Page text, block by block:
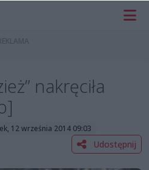
nakręciła
12 września 2014 09:03
Udostępnij